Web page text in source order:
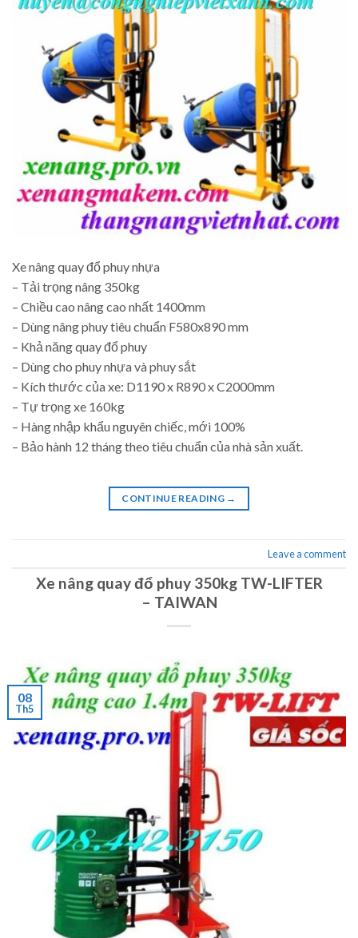
Xe nâng quay đổ phuy nhựa
– Tải trọng nâng 350kg
– Chiều cao nâng cao nhất 1400mm
– Dùng nâng phuy tiêu chuẩn F580x890 mm
– Khả năng quay đổ phuy
– Dùng cho phuy nhựa và phuy sắt
– Kích thước của xe: D1190 x R890 x C2000mm
– Tự trọng xe 160kg
– Hàng nhập khẩu nguyên chiếc, mới 100%
– Bảo hành 12 tháng theo tiêu chuẩn của nhà sản xuất.
CONTINUE READING →
Leave a comment
Xe nâng quay đổ phuy 350kg TW-LIFTER
– TAIWAN
08
Th5